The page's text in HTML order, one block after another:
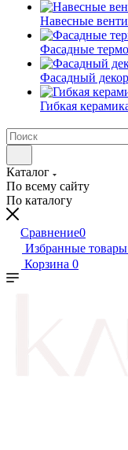
Навесные
Фасадные
Фасадный декор
Гибкая
Каталог
По всему сайту
По каталогу
Сравнение0
Избранные товары
Корзина 0